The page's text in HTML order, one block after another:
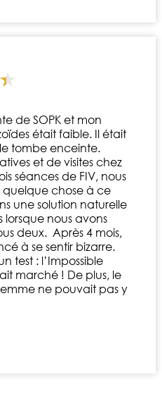
de SOPK et mon
était faible. Il était
tombe enceinte.
et de visites chez
séances de FIV, nous
chose à ce
une solution naturelle
lorsque nous avons
deux. Après 4 mois,
à se sentir bizarre.
test : l’Impossible
marché ! De plus, le
ne pouvait pas y